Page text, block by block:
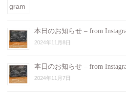
本日のお知らせ – from
2024年11月8日
本日のお知らせ – from
2024年11月7日